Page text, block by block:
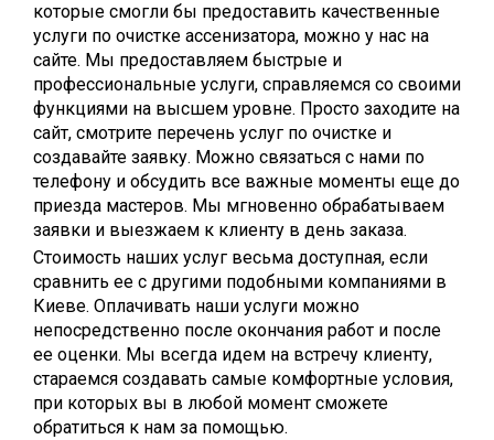
которые смогли бы предоставить качественные
услуги по очистке ассенизатора, можно у нас на
сайте. Мы предоставляем быстрые и
профессиональные услуги, справляемся со своими
функциями на высшем уровне. Просто заходите на
сайт, смотрите перечень услуг по очистке и
создавайте заявку. Можно связаться с нами по
телефону и обсудить все важные моменты еще до
приезда мастеров. Мы мгновенно обрабатываем
заявки и выезжаем к клиенту в день заказа.
Стоимость наших услуг весьма доступная, если
сравнить ее с другими подобными компаниями в
Киеве. Оплачивать наши услуги можно
непосредственно после окончания работ и после
ее оценки. Мы всегда идем на встречу клиенту,
стараемся создавать самые комфортные условия,
при которых вы в любой момент сможете
обратиться к нам за помощью.